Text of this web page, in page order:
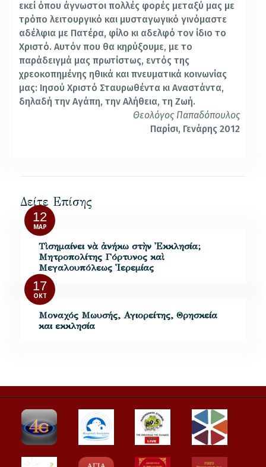
εκεί όπου άγνωστοι πολλές φορές μεταξύ μας με
τρόπο λειτουργικό και μυσταγωγικό γινόμαστε
αδέλφια με Πατέρα, φίλο κι αδελφό τον ίδιο το
Χριστό. Αυτόν που θα κηρύξουμε, με το
παράδειγμά μας πρωτίστως, εντός της
χρεοκοπημένης ηθικά και πνευματικά κοινωνίας
μας: Ιησού Χριστό Σταυρωθέντα κι Αναστάντα,
δηλαδή την Αγάπη, την Αλήθεια, τη Ζωή.
Θεολόγος Παπαδόπουλος
Παρίσι, Γενάρης 2012
Δείτε Επίσης
12
ΜΑΡ
Τὶ σημαίνει νὰ ἀνήκω στὴν Ἐκκλησία;
Μητροπολίτης Γόρτυνος καὶ
Μεγαλουπόλεως Ἱερεμίας
17
ΟΚΤ
Μοναχός Μωυσής, Αγιορείτης, Θρησκεία
και εκκλησία